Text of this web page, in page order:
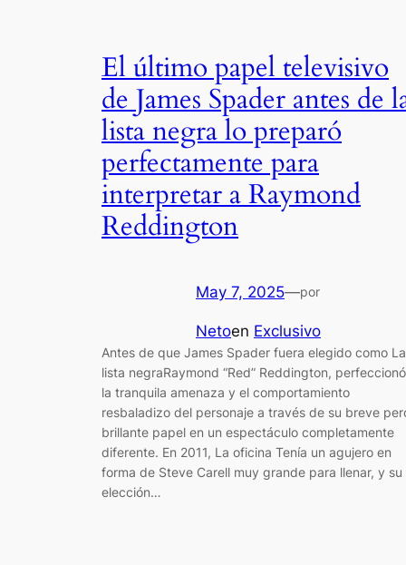
El último papel televisivo
de James Spader antes de
lista negra lo preparó
perfectamente para
interpretar a Raymond
Reddington
May 7, 2025—por
Netoen Exclusivo
Antes de que James Spader fuera elegido como La
lista negraRaymond “Red” Reddington, perfeccionó
la tranquila amenaza y el comportamiento
resbaladizo del personaje a través de su breve
brillante papel en un espectáculo completamente
diferente. En 2011, La oficina Tenía un agujero en
forma de Steve Carell muy grande para llenar, y su
elección…